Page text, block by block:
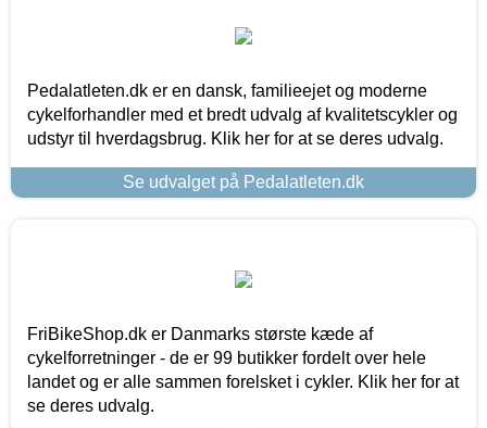
Pedalatleten.dk er en dansk, familieejet og moderne
cykelforhandler med et bredt udvalg af kvalitetscykler og
udstyr til hverdagsbrug. Klik her for at se deres udvalg.
Se udvalget på Pedalatleten.dk
FriBikeShop.dk er Danmarks største kæde af
cykelforretninger - de er 99 butikker fordelt over hele
landet og er alle sammen forelsket i cykler. Klik her for at
se deres udvalg.